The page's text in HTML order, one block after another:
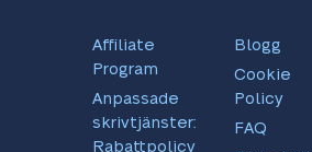
Affiliate
Program
Anpassade
skrivtjänster:
Rabattpolicy
Blogg
Cookie
Policy
FAQ